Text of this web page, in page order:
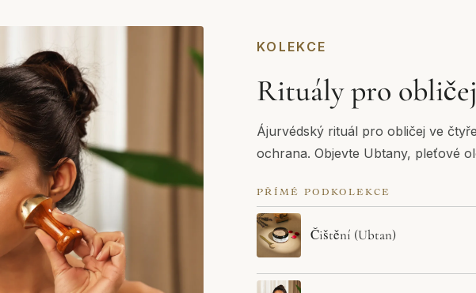
KOLEKCE
Rituály pro
Ájurvédský rituál pro obličej ve
ochrana. Objevte Ubtany, pleťové
PŘÍMÉ PODKOLEKCE
Čištění (Ubtan)